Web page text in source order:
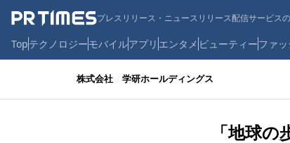
プレスリリース・ニュースリリース配信サービス
Topテクノロジーモバイルアプリ エンタメ ビューティーファ
株式会社 学研ホールディングス
「地球